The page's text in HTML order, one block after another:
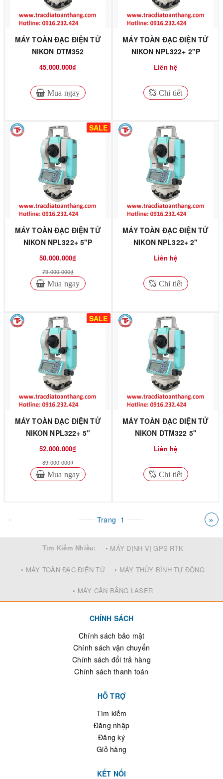
MÁY TOÀN ĐẠC ĐIỆN TỬ
NIKON DTM352
45.000.000₫
Mua ngay
MÁY TOÀN ĐẠC ĐIỆN TỬ
NIKON NPL322+ 2"P
Liên hệ
Chi tiết
SALE
MÁY TOÀN ĐẠC ĐIỆN TỬ
NIKON NPL322+ 5"P
50.000.000₫
79.000.000₫
Mua ngay
MÁY TOÀN ĐẠC ĐIỆN TỬ
NIKON NPL322+ 2"
Liên hệ
Chi tiết
SALE
MÁY TOÀN ĐẠC ĐIỆN TỬ
NIKON NPL322+ 5"
52.000.000₫
89.000.000₫
Mua ngay
MÁY TOÀN ĐẠC ĐIỆN TỬ
NIKON DTM322 5"
Liên hệ
Chi tiết
« Trang 1 »
Tìm Kiếm Nhiều: • MÁY ĐỊNH VỊ GPS RTK
• MÁY TOÀN ĐẠC ĐIỆN TỬ • MÁY THỦY BÌNH TỰ ĐỘNG
• MÁY CÂN BẰNG LASER
CHÍNH SÁCH
Chính sách bảo mật
Chính sách vận chuyển
Chính sách đổi trả hàng
Chính sách thanh toán
HỖ TRỢ
Tìm kiếm
Đăng nhập
Đăng ký
Giỏ hàng
KẾT NỐI